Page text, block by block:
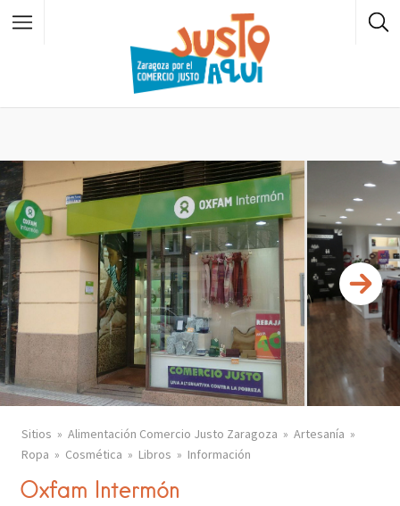
Casco Histórico Zaragoza
Centro
El Rabal Zaragoza
Universidad Zaragoza
Delicias Zaragoza
San José Zaragoza
Actur Zaragoza
La Almozara Zaragoza
Las Fuentes Zaragoza
Sitios Alimentación Comercio Justo Zaragoza
Artesanía
Ropa
Cosmética Libros Información
Oxfam Intermón